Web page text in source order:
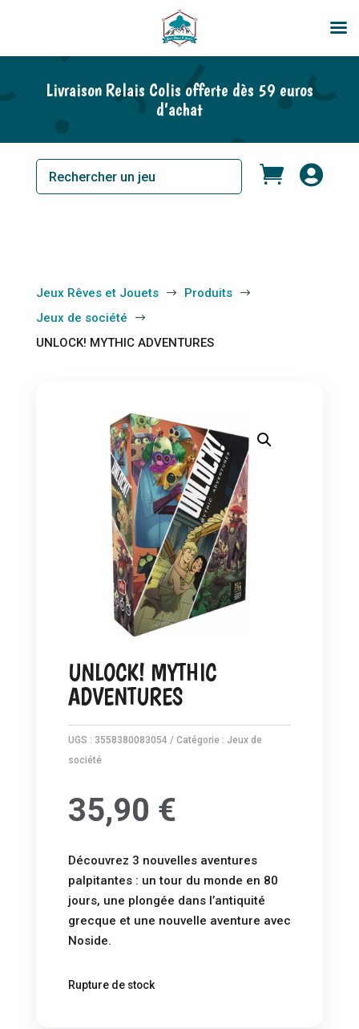
Livraison Relais Colis offerte dès 59 euros
d’achat
 
Jeux Rêves et Jouets $ Produits $
Jeux de société $
UNLOCK! MYTHIC ADVENTURES
UNLOCK! MYTHIC
ADVENTURES
UGS : 3558380083054 Catégorie : Jeux de
société
35,90 €
Découvrez 3 nouvelles aventures
palpitantes : un tour du monde en 80
jours, une plongée dans l’antiquité
grecque et une nouvelle aventure avec
Noside.
Rupture de stock